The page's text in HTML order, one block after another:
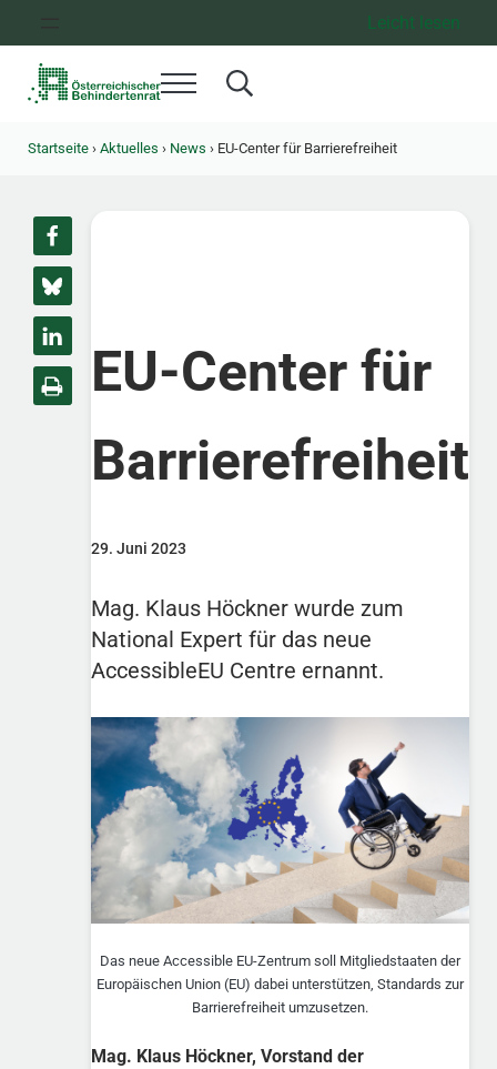
Leicht lesen
Menü Search...
Startseite › Aktuelles › News ›EU-Center für Barrierefreiheit
EU-Center für
Barrierefreiheit
29. Juni 2023
Mag. Klaus Höckner wurde zum
National Expert für das neue
AccessibleEU Centre ernannt.
Das neue Accessible EU-Zentrum soll Mitgliedstaaten der
Europäischen Union (EU) dabei unterstützen, Standards zur
Barrierefreiheit umzusetzen.
Mag. Klaus Höckner, Vorstand der